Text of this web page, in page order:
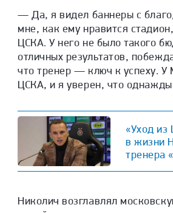
— Да, я видел баннеры с
мне, как ему нравится
ЦСКА. У него не было такого
отличных результатов,
что тренер — ключ к успеху. У
ЦСКА, и я уверен, что однажды
«Уход
в жизни
тренера
Николич возглавлял